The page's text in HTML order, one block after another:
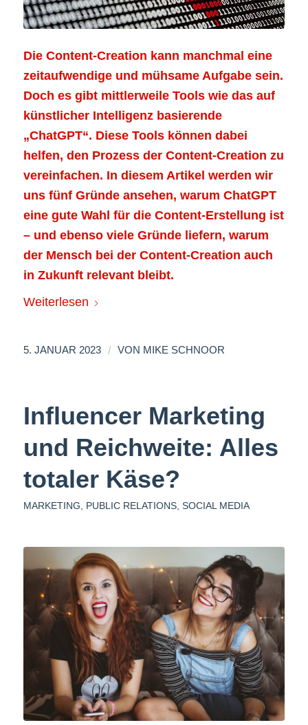
Die Content-Creation kann manchmal eine
zeitaufwendige und mühsame Aufgabe sein.
Doch es gibt mittlerweile Tools wie das auf
künstlicher Intelligenz basierende
„ChatGPT“. Diese Tools können dabei
helfen, den Prozess der Content-Creation zu
vereinfachen. In diesem Artikel werden wir
uns fünf Gründe ansehen, warum ChatGPT
eine gute Wahl für die Content-Erstellung ist
– und ebenso viele Gründe liefern, warum
der Mensch bei der Content-Creation auch
in Zukunft relevant bleibt.
Weiterlesen
5. JANUAR 2023 / VON MIKE SCHNOOR
Influencer Marketing
und Reichweite: Alles
totaler Käse?
MARKETING PUBLIC RELATIONS, SOCIAL MEDIA